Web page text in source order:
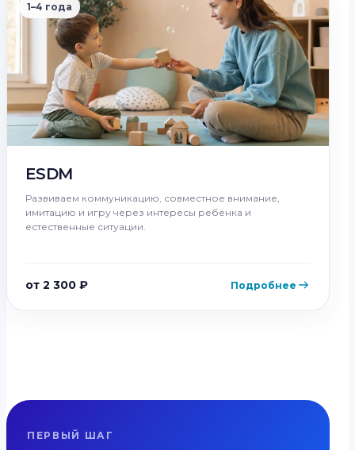
1–4 года
ESDM
Развиваем коммуникацию, совместное внимание,
имитацию и игру через интересы ребёнка и
естественные ситуации.
от 2 300 ₽ Подробнее
ПЕРВЫЙ ШАГ